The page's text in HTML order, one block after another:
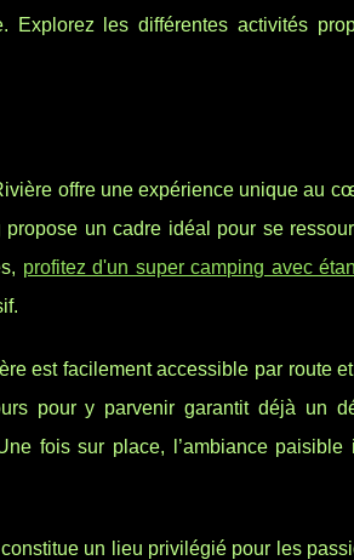
les différentes activités
offre une expérience unique au
propose un cadre idéal pour se
profitez d'un super camping avec
est facilement accessible par route
pour y parvenir garantit déjà un
fois sur place, l’ambiance
un lieu privilégié pour les